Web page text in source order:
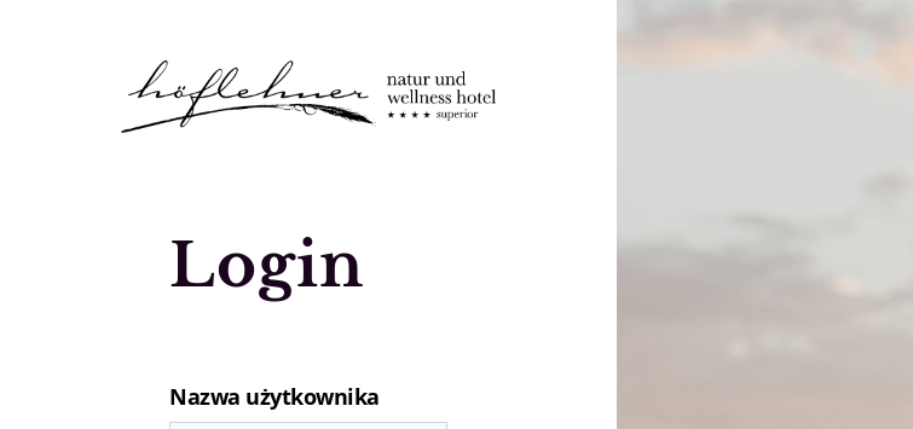
Logo Natur- und Wellnesshotel Höflehner ****S
Login
Nazwa użytkownika